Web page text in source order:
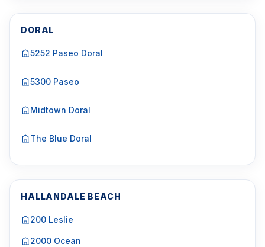
DORAL
5252 Paseo Doral
5300 Paseo
Midtown Doral
The Blue Doral
HALLANDALE BEACH
200 Leslie
2000 Ocean